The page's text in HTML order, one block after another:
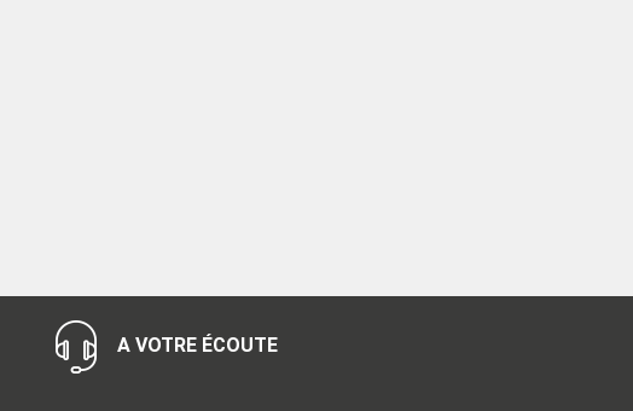
A VOTRE ÉCOUTE